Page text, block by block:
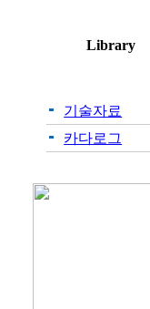
기술자료
카다로그